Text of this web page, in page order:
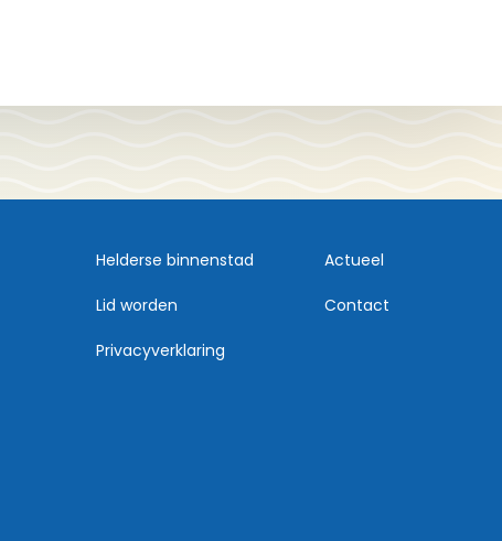
Helderse binnenstad Actueel
Lid worden Contact
Privacyverklaring